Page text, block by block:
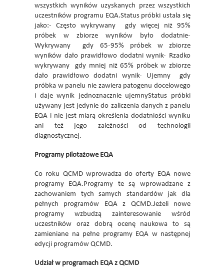
wszystkich wyników uzyskanych przez wszystkich
uczestników programu EQA.Status próbki ustala się
jako:- Często wykrywany  gdy więcej niż 95%
próbek w zbiorze wyników było dodatnie-
Wykrywany  gdy 65-95% próbek w zbiorze
wyników dało prawidłowo dodatni wynik- Rzadko
wykrywany  gdy mniej niż 65% próbek w zbiorze
dało prawidłowo dodatni wynik- Ujemny  gdy
próbka w panelu nie zawiera patogenu docelowego
i daje wynik jednoznacznie ujemnyStatus próbki
używany jest jedynie do zaliczenia danych z panelu
EQA i nie jest miarą określenia dodatniości wyniku
ani też jego zależności od technologii
diagnostycznej.
Programy pilotażowe EQA
Co roku QCMD wprowadza do oferty EQA nowe
programy EQA.Programy te są wprowadzane z
zachowaniem tych samych standardów jak dla
pełnych programów EQA z QCMD.Jeżeli nowe
programy wzbudzą zainteresowanie wśród
uczestników oraz dobrą ocenę naukowa to są
zamieniane na pełne programy EQA w następnej
edycji programów QCMD.
Udział w programach EQA z QCMD